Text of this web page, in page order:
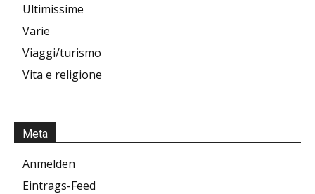
Ultimissime
Varie
Viaggi/turismo
Vita e religione
Meta
Anmelden
Eintrags-Feed